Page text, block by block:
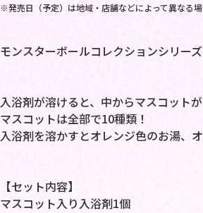
※発売日（予定）は地域・店舗などによって異なる
モンスターボールコレクションシリー
入浴剤が溶けると、中からマスコットが
マスコットは全部で10種類！
入浴剤を溶かすとオレンジ色のお湯、
【セット内容】
マスコット入り入浴剤1個